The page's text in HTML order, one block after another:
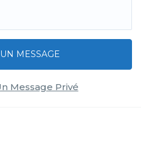
MESSAGE
Message Privé